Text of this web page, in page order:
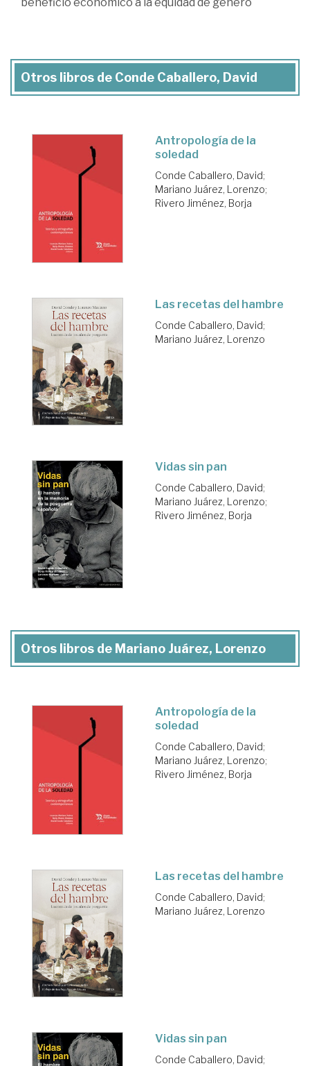
Otros libros de Conde Caballero, David
Antropología de la
soledad
Conde Caballero, David;
Mariano Juárez, Lorenzo;
Rivero Jiménez, Borja
Las recetas del hambre
Conde Caballero, David;
Mariano Juárez, Lorenzo
Vidas sin pan
Conde Caballero, David;
Mariano Juárez, Lorenzo;
Rivero Jiménez, Borja
Otros libros de Mariano Juárez, Lorenzo
Antropología de la
soledad
Conde Caballero, David;
Mariano Juárez, Lorenzo;
Rivero Jiménez, Borja
Las recetas del hambre
Conde Caballero, David;
Mariano Juárez, Lorenzo
Vidas sin pan
Conde Caballero, David;